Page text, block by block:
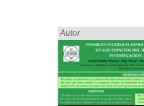
Encontrado «rezo» en:
Autor